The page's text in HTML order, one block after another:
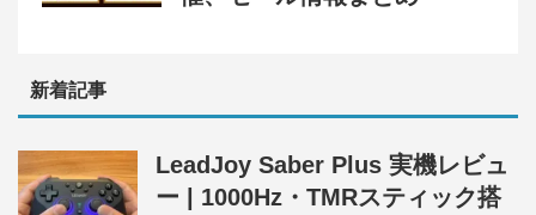
新着記事
LeadJoy Saber Plus 実機レビュ
ー | 1000Hz・TMRスティック搭